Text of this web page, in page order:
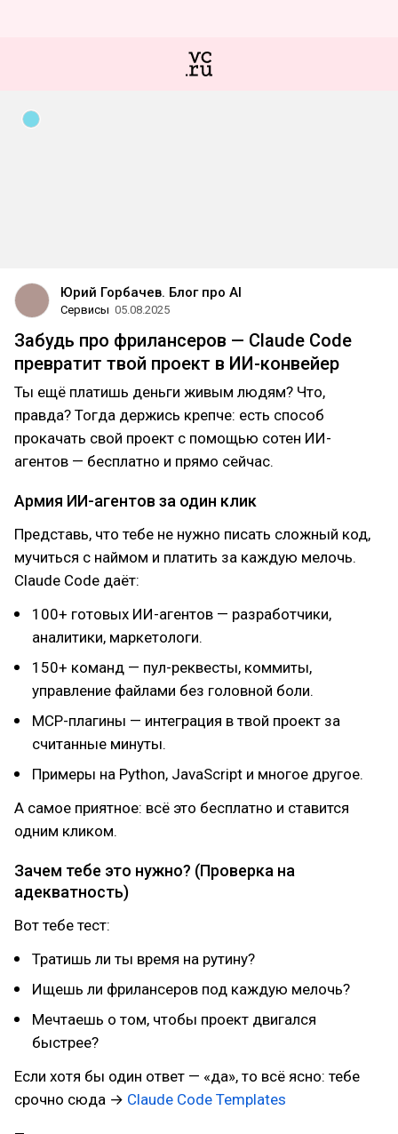
Юрий Горбачев. Блог про AI
Сервисы 05.08.2025
Забудь про фрилансеров — Claude Code
превратит твой проект в ИИ-конвейер
Ты ещё платишь деньги живым людям? Что,
правда? Тогда держись крепче: есть способ
прокачать свой проект с помощью сотен ИИ-
агентов — бесплатно и прямо сейчас.
Армия ИИ-агентов за один клик
Представь, что тебе не нужно писать сложный код,
мучиться с наймом и платить за каждую мелочь.
Claude Code даёт:
100+ готовых ИИ-агентов — разработчики,
аналитики, маркетологи.
150+ команд — пул-реквесты, коммиты,
управление файлами без головной боли.
MCP-плагины — интеграция в твой проект за
считанные минуты.
Примеры на Python, JavaScript и многое другое.
А самое приятное: всё это бесплатно и ставится
одним кликом.
Зачем тебе это нужно? (Проверка на
адекватность)
Вот тебе тест:
Тратишь ли ты время на рутину?
Ищешь ли фрилансеров под каждую мелочь?
Мечтаешь о том, чтобы проект двигался
быстрее?
Если хотя бы один ответ — «да», то всё ясно: тебе
срочно сюда → Claude Code Templates